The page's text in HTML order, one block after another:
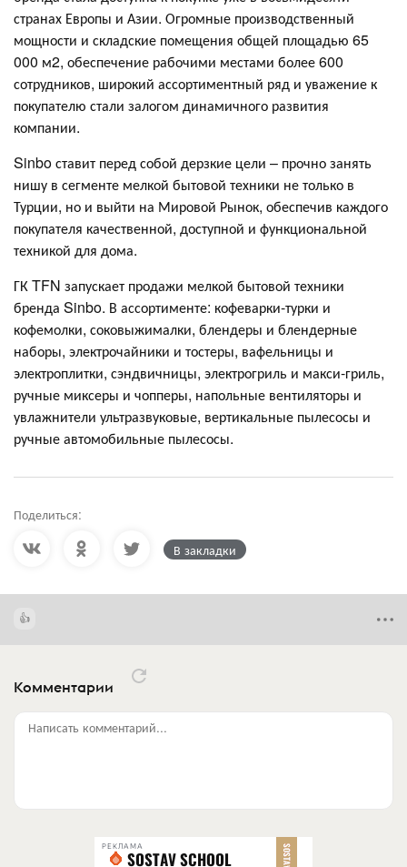
странах Европы и Азии. Огромные производственный
мощности и складские помещения общей площадью 65
000 м2, обеспечение рабочими местами более 600
сотрудников, широкий ассортиментный ряд и уважение к
покупателю стали залогом динамичного развития
компании.
Sinbo ставит перед собой дерзкие цели – прочно занять
нишу в сегменте мелкой бытовой техники не только в
Турции, но и выйти на Мировой Рынок, обеспечив каждого
покупателя качественной, доступной и функциональной
техникой для дома.
ГК TFN запускает продажи мелкой бытовой техники
бренда Sinbo. В ассортименте: кофеварки-турки и
кофемолки, соковыжималки, блендеры и блендерные
наборы, электрочайники и тостеры, вафельницы и
электроплитки, сэндвичницы, электрогриль и макси-гриль,
ручные миксеры и чопперы, напольные вентиляторы и
увлажнители ультразвуковые, вертикальные пылесосы и
ручные автомобильные пылесосы.
Поделиться:
В закладки
Комментарии
Написать комментарий...
РЕКЛАМА